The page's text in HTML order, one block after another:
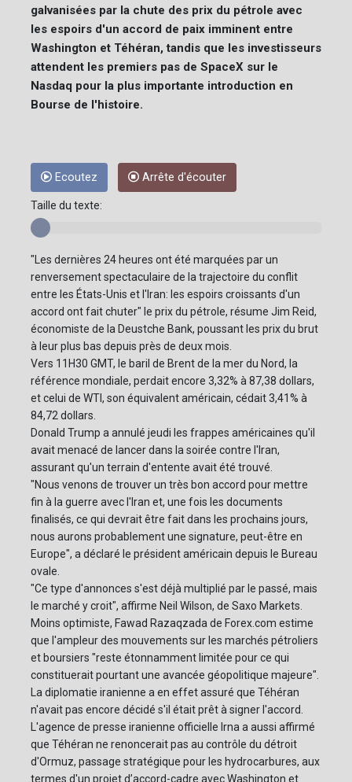
galvanisées par la chute des prix du pétrole avec
les espoirs d'un accord de paix imminent entre
Washington et Téhéran, tandis que les investisseurs
attendent les premiers pas de SpaceX sur le
Nasdaq pour la plus importante introduction en
Bourse de l'histoire.
Ecoutez Arrête d'écouter
Taille du texte:
"Les dernières 24 heures ont été marquées par un
renversement spectaculaire de la trajectoire du conflit
entre les États-Unis et l'Iran: les espoirs croissants d'un
accord ont fait chuter" le prix du pétrole, résume Jim Reid,
économiste de la Deustche Bank, poussant les prix du brut
à leur plus bas depuis près de deux mois.
Vers 11H30 GMT, le baril de Brent de la mer du Nord, la
référence mondiale, perdait encore 3,32% à 87,38 dollars,
et celui de WTI, son équivalent américain, cédait 3,41% à
84,72 dollars.
Donald Trump a annulé jeudi les frappes américaines qu'il
avait menacé de lancer dans la soirée contre l'Iran,
assurant qu'un terrain d'entente avait été trouvé.
"Nous venons de trouver un très bon accord pour mettre
fin à la guerre avec l'Iran et, une fois les documents
finalisés, ce qui devrait être fait dans les prochains jours,
nous aurons probablement une signature, peut-être en
Europe", a déclaré le président américain depuis le Bureau
ovale.
"Ce type d'annonces s'est déjà multiplié par le passé, mais
le marché y croit", affirme Neil Wilson, de Saxo Markets.
Moins optimiste, Fawad Razaqzada de Forex.com estime
que l'ampleur des mouvements sur les marchés pétroliers
et boursiers "reste étonnamment limitée pour ce qui
constituerait pourtant une avancée géopolitique majeure".
La diplomatie iranienne a en effet assuré que Téhéran
n'avait pas encore décidé s'il était prêt à signer l'accord.
L'agence de presse iranienne officielle Irna a aussi affirmé
que Téhéran ne renoncerait pas au contrôle du détroit
d'Ormuz, passage stratégique pour les hydrocarbures, aux
termes d'un projet d’accord-cadre avec Washington et